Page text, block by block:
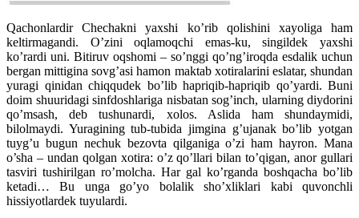
Qachonlardir Chechakni yaxshi ko’rib qolishini xayoliga ham
keltirmagandi. O’zini oqlamoqchi emas-ku, singildek yaxshi
ko’rardi uni. Bitiruv oqshomi – so’nggi qo’ng’iroqda esdalik uchun
bergan mittigina sovg’asi hamon maktab xotiralarini eslatar, shundan
yuragi qinidan chiqqudek bo’lib hapriqib-hapriqib qo’yardi. Buni
doim shuuridagi sinfdoshlariga nisbatan sog’inch, ularning diydorini
qo’msash, deb tushunardi, xolos. Aslida ham shundaymidi,
bilolmaydi. Yuragining tub-tubida jimgina g’ujanak bo’lib yotgan
tuyg’u bugun nechuk bezovta qilganiga o’zi ham hayron. Mana
o’sha – undan qolgan xotira: o’z qo’llari bilan to’qigan, anor gullari
tasviri tushirilgan ro’molcha. Har gal ko’rganda boshqacha bo’lib
ketadi… Bu unga go’yo bolalik sho’xliklari kabi quvonchli
hissiyotlardek tuyulardi.